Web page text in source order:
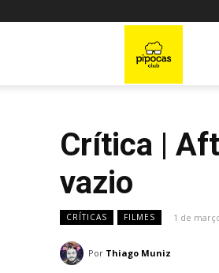
Crítica |
vazio
CRÍTICAS FILMES 1 de
Por Thiago Muniz